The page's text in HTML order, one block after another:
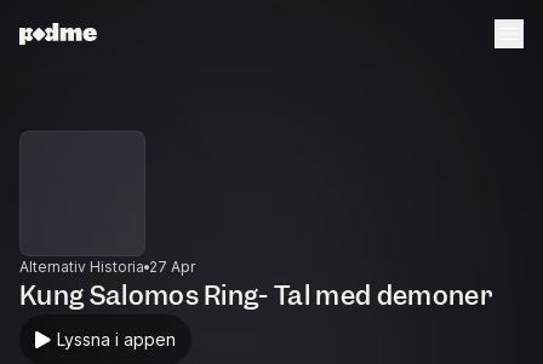
Alternativ Historia 27 Apr
Kung Salomos Ring- Tal med demoner
Lyssna i appen